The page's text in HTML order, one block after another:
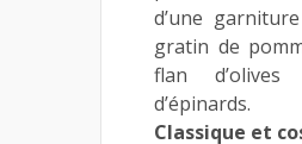
d’une
gratin de
flan
d’épinards.
Classique et